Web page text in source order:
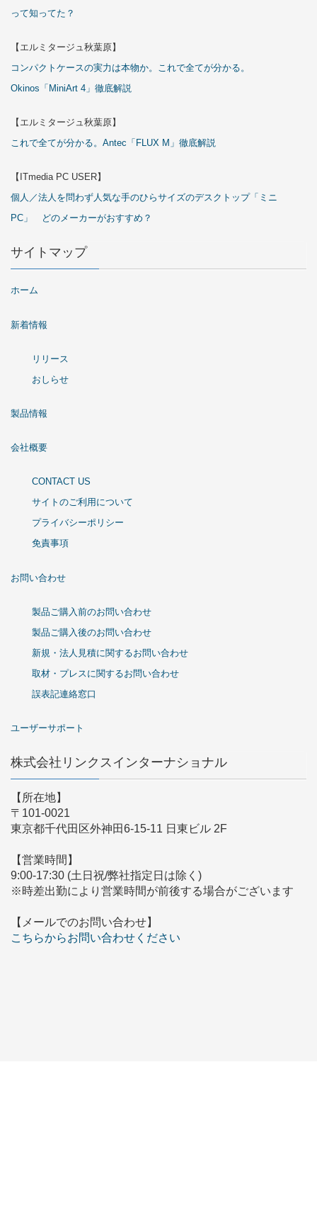
って知ってた？
【エルミタージュ秋葉原】
コンパクトケースの実力は本物か。これで全てが分かる。
Okinos「MiniArt 4」徹底解説
【エルミタージュ秋葉原】
これで全てが分かる。Antec「FLUX M」徹底解説
【ITmedia PC USER】
個人／法人を問わず人気な手のひらサイズのデスクトップ「ミニ
PC」 どのメーカーがおすすめ？
サイトマップ
ホーム
新着情報
リリース
おしらせ
製品情報
会社概要
CONTACT US
サイトのご利用について
プライバシーポリシー
免責事項
お問い合わせ
製品ご購入前のお問い合わせ
製品ご購入後のお問い合わせ
新規・法人見積に関するお問い合わせ
取材・プレスに関するお問い合わせ
誤表記連絡窓口
ユーザーサポート
株式会社リンクスインターナショナル
【所在地】
〒101-0021
東京都千代田区外神田6-15-11 日東ビル 2F
【営業時間】
9:00-17:30 (土日祝/弊社指定日は除く)
※時差出勤により営業時間が前後する場合がございます
【メールでのお問い合わせ】
こちらからお問い合わせください